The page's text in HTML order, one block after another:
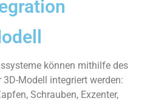
können mithilfe des
Modell integriert werden:
Schrauben, Exzenter,